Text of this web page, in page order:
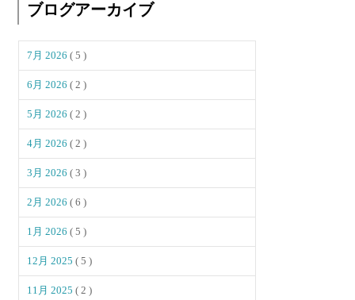
ブログアーカイブ
7月 2026( 5 )
6月 2026( 2 )
5月 2026( 2 )
4月 2026( 2 )
3月 2026( 3 )
2月 2026( 6 )
1月 2026( 5 )
12月 2025( 5 )
11月 2025( 2 )